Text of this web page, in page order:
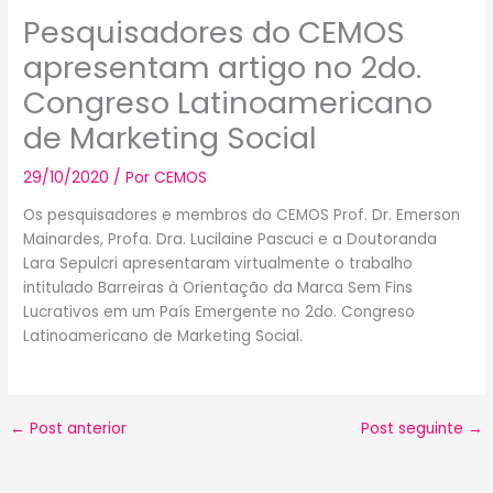
Pesquisadores do CEMOS
apresentam artigo no 2do.
Congreso Latinoamericano
de Marketing Social
29/10/2020 / PorCEMOS
Os pesquisadores e membros do CEMOS Prof. Dr. Emerson
Mainardes, Profa. Dra. Lucilaine Pascuci e a Doutoranda
Lara Sepulcri apresentaram virtualmente o trabalho
intitulado Barreiras à Orientação da Marca Sem Fins
Lucrativos em um País Emergente no 2do. Congreso
Latinoamericano de Marketing Social.
← Post anterior Post seguinte →